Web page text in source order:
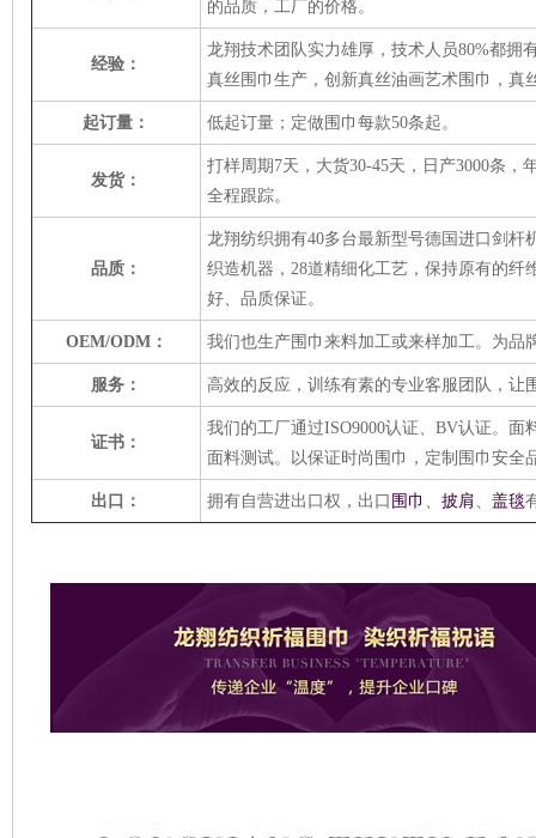
的品质，工厂的价格。
经验：
龙翔技术团队实力雄厚 ， 技术人员80%都拥
真丝围巾生产，创新真丝油画艺术围巾，真
起订量： 低起订量；定做围巾 每款50条起。
发货：
打样周期7天，大货30-45天 ，日产3000条，
全程跟踪。
品质：
龙翔纺织拥有40多台最新型号德国进口剑杆
织造机器， 28道精细化工艺 ，保持原有的纤
好、品质保证。
OEM/ODM： 我们也生产围巾 来料加工或来样加工。 为品
服务： 高效的反应，训练有素的专业客服团队，让
证书：
我们的工厂通过ISO9000认证、BV认证。 面
面料测试。以保证时尚 围巾 ，定制 围巾 安全
出口： 拥有自营进出口权，出口 围巾 、 披肩、 盖毯